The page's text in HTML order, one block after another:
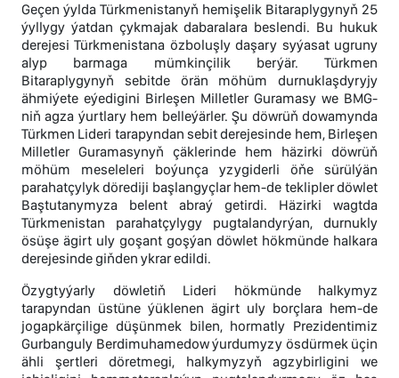
Geçen ýylda Türkmenistanyň hemişelik Bitaraplygynyň 25
ýyllygy ýatdan çykmajak dabaralara beslendi. Bu hukuk
derejesi Türkmenistana özboluşly daşary syýasat ugruny
alyp barmaga mümkinçilik berýär. Türkmen
Bitaraplygynyň sebitde örän möhüm durnuklaşdyryjy
ähmiýete eýedigini Birleşen Milletler Guramasy we BMG-
niň agza ýurtlary hem belleýärler. Şu döwrüň dowamynda
Türkmen Lideri tarapyndan sebit derejesinde hem, Birleşen
Milletler Guramasynyň çäklerinde hem häzirki döwrüň
möhüm meseleleri boýunça yzygiderli öňe sürülýän
parahatçylyk dörediji başlangyçlar hem-de teklipler döwlet
Baştutanymyza belent abraý getirdi. Häzirki wagtda
Türkmenistan parahatçylygy pugtalandyrýan, durnukly
ösüşe ägirt uly goşant goşýan döwlet hökmünde halkara
derejesinde giňden ykrar edildi.
Özygtyýarly döwletiň Lideri hökmünde halkymyz
tarapyndan üstüne ýüklenen ägirt uly borçlara hem-de
jogapkärçilige düşünmek bilen, hormatly Prezidentimiz
Gurbanguly Berdimuhamedow ýurdumyzy ösdürmek üçin
ähli şertleri döretmegi, halkymyzyň agzybirligini we